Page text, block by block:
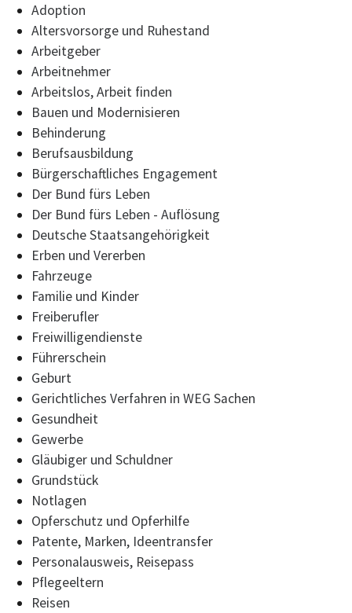
Adoption
Altersvorsorge und Ruhestand
Arbeitgeber
Arbeitnehmer
Arbeitslos, Arbeit finden
Bauen und Modernisieren
Behinderung
Berufsausbildung
Bürgerschaftliches Engagement
Der Bund fürs Leben
Der Bund fürs Leben - Auflösung
Deutsche Staatsangehörigkeit
Erben und Vererben
Fahrzeuge
Familie und Kinder
Freiberufler
Freiwilligendienste
Führerschein
Geburt
Gerichtliches Verfahren in WEG Sachen
Gesundheit
Gewerbe
Gläubiger und Schuldner
Grundstück
Notlagen
Opferschutz und Opferhilfe
Patente, Marken, Ideentransfer
Personalausweis, Reisepass
Pflegeeltern
Reisen